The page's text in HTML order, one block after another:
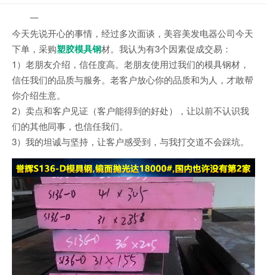
一
今天先说开心的事情，经过多次面谈，美容美发电器公司今天
下单，采购塑胶模具钢材。我认为有3个因素促成交易：
1）老朋友介绍，信任度高。老朋友使用过我们的模具钢材，
信任我们的品质与服务。老客户放心你的品质和为人，才敢帮
你介绍生意。
2）卖点和客户见证（客户能得到的好处），让以前不认识我
们的其他同事，也信任我们。
3）我的坦诚与坚持，让客户感受到，与我打交道不会踩坑。